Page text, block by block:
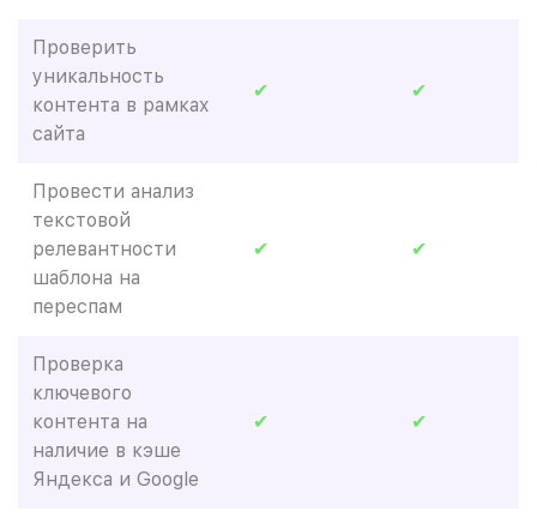
Проверить
уникальность
контента в рамках
сайта
✔ ✔
Провести анализ
текстовой
релевантности
шаблона на
переспам
✔ ✔
Проверка
ключевого
контента на
наличие в кэше
Яндекса и Google
✔ ✔